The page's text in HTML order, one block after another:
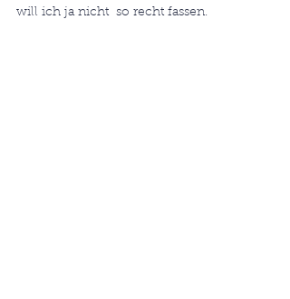
will ich ja nicht  so recht fassen.